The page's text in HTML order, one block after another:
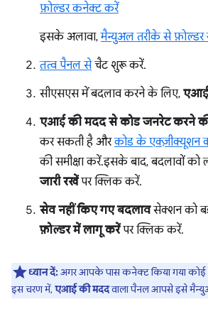
फ़ोल्डर कनेक्ट करें
इसके अलावा,मैन्युअल तरीके से फ़ोल्डर
तत्व पैनल सेचैट शुरू करें.
सीएसएस में बदलाव करने के लिए, एआई
एआई की मदद से कोड जनरेट करने
कर सकती है औरकोड के एक्ज़ीक्यूशन
की समीक्षा करें. इसके बाद, बदलावों
जारी रखेंपर क्लिक करें.
सेव नहीं किए गए बदलावसेक्शन को
फ़ोल्डर में लागू करेंपर क्लिक करें.
ध्यान दें:अगर आपके पास कनेक्ट किया गया कोई
इस चरण में, एआई की मददवाला पैनल आपसे इसे